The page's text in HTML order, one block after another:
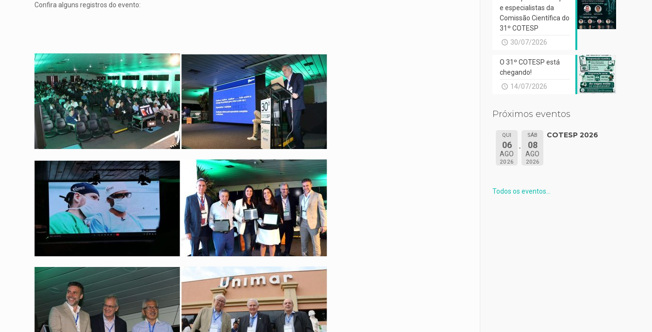
Confira alguns registros do evento:
e especialistas da
Comissão Científica do
31º COTESP
30/07/2026
O 31º COTESP está
chegando!
14/07/2026
Próximos eventos
QUI
06
AGO
2026
SÁB
08
AGO
2026
COTESP 2026
Todos os eventos...